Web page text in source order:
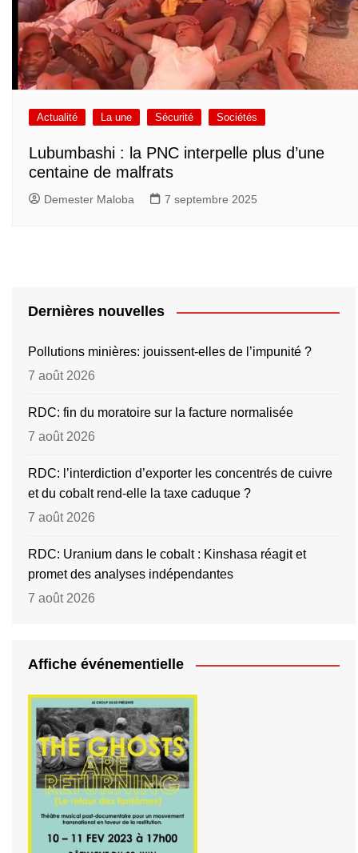
Actualité La une Sécurité Sociétés
Lubumbashi : la PNC interpelle plus d’une
centaine de malfrats
Demester Maloba 7 septembre 2025
Dernières nouvelles
Pollutions minières: jouissent-elles de l’impunité ?
7 août 2026
RDC: fin du moratoire sur la facture normalisée
7 août 2026
RDC: l’interdiction d’exporter les concentrés de cuivre
et du cobalt rend-elle la taxe caduque ?
7 août 2026
RDC: Uranium dans le cobalt : Kinshasa réagit et
promet des analyses indépendantes
7 août 2026
Affiche événementielle